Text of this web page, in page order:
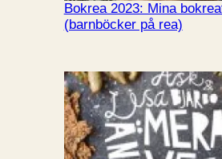
Bokrea 2023: Mina
(barnböcker på rea)